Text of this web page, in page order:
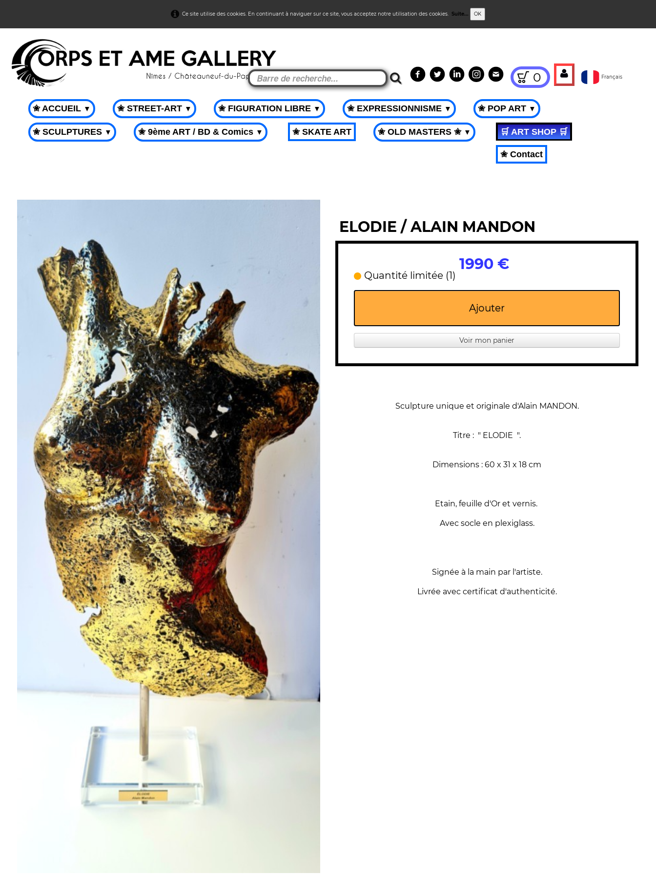
Ce site utilise des cookies. En continuant à naviguer sur ce site, vous acceptez notre utilisation des cookies. Suite... OK
0 Français
✬ ACCUEIL ▼ ✬ STREET-ART ▼ ✬ FIGURATION LIBRE ▼ ✬ EXPRESSIONNISME ▼ ✬ POP ART ▼
✬ SCULPTURES ▼ ✬ 9ème ART / BD & Comics ▼ ✬ SKATE ART ✬ OLD MASTERS ✬ ▼ 🛒 ART SHOP 🛒
✬ Contact
ELODIE / ALAIN MANDON
1990 €
Quantité limitée (1)
Ajouter
Voir mon panier
Sculpture unique et originale d'Alain MANDON.
Titre : " ELODIE ".
Dimensions : 60 x 31 x 18 cm
Etain, feuille d'Or et vernis.
Avec socle en plexiglass.
Signée à la main par l'artiste.
Livrée avec certificat d'authenticité.